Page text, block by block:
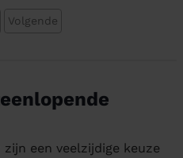
Volgende
een veelzijdige keuze